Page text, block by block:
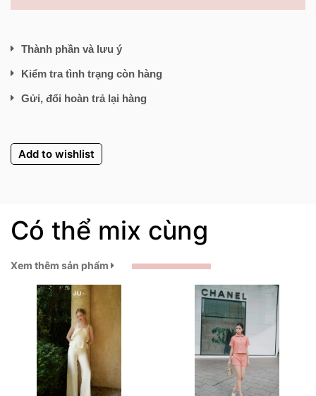
Thành phần và lưu ý
Kiểm tra tình trạng còn hàng
Gửi, đổi hoàn trả lại hàng
Add to wishlist
Có thể mix cùng
Xem thêm sản phẩm